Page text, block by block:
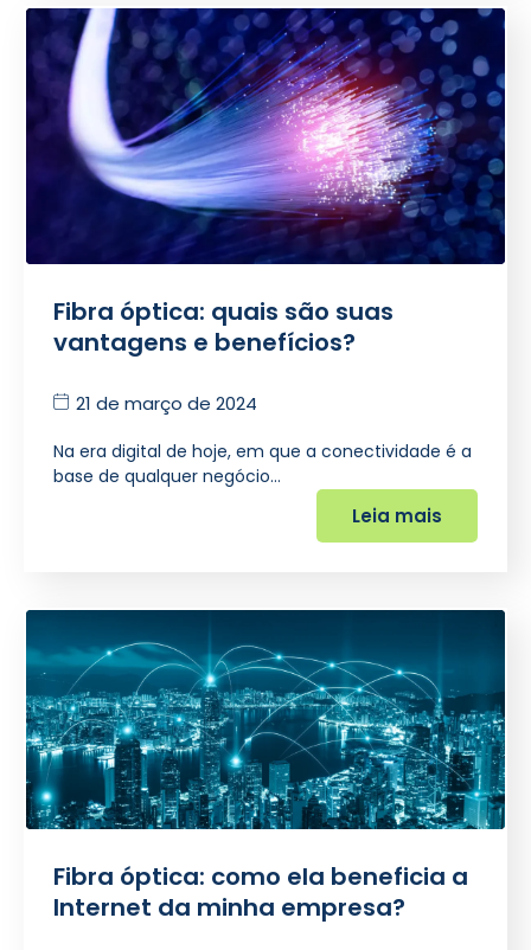
Fibra óptica: quais são suas
vantagens e benefícios?
21 de março de 2024
Na era digital de hoje, em que a conectividade é a
base de qualquer negócio…
Leia mais
Fibra óptica: como ela beneficia a
Internet da minha empresa?